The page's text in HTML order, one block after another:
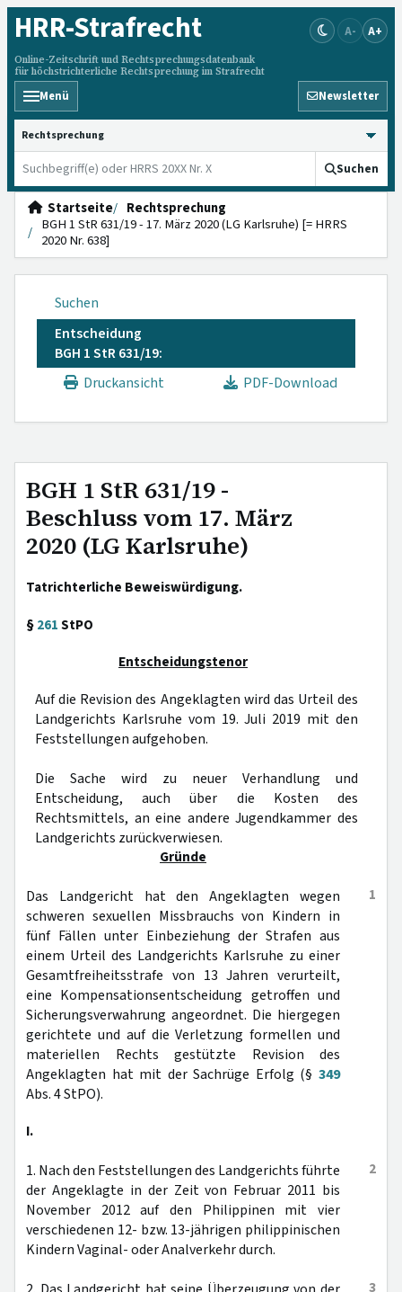
HRR-Strafrecht
Online-Zeitschrift und Rechtsprechungsdatenbank
für höchstrichterliche Rechtsprechung im Strafrecht
A- A+
Menü Newsletter
HRRS durchsuchen
Suchen
Startseite
Rechtsprechung
BGH 1 StR 631/19 - 17. März 2020 (LG Karlsruhe) [= HRRS
2020 Nr. 638]
Suchen
Entscheidung
BGH 1 StR 631/19:
Druckansicht
PDF-Download
BGH 1 StR 631/19 -
Beschluss vom 17. März
2020 (LG Karlsruhe)
Tatrichterliche Beweiswürdigung.
§261StPO
Entscheidungstenor
Auf die Revision des Angeklagten wird das Urteil des
Landgerichts Karlsruhe vom 19. Juli 2019 mit den
Feststellungen aufgehoben.
Die Sache wird zu neuer Verhandlung und
Entscheidung, auch über die Kosten des
Rechtsmittels, an eine andere Jugendkammer des
Landgerichts zurückverwiesen.
Gründe
1
Das Landgericht hat den Angeklagten wegen
schweren sexuellen Missbrauchs von Kindern in
fünf Fällen unter Einbeziehung der Strafen aus
einem Urteil des Landgerichts Karlsruhe zu einer
Gesamtfreiheitsstrafe von 13 Jahren verurteilt,
eine Kompensationsentscheidung getroffen und
Sicherungsverwahrung angeordnet. Die hiergegen
gerichtete und auf die Verletzung formellen und
materiellen Rechts gestützte Revision des
Angeklagten hat mit der Sachrüge Erfolg (§ 349
Abs. 4 StPO).
I.
2
1. Nach den Feststellungen des Landgerichts führte
der Angeklagte in der Zeit von Februar 2011 bis
November 2012 auf den Philippinen mit vier
verschiedenen 12- bzw. 13-jährigen philippinischen
Kindern Vaginal- oder Analverkehr durch.
3